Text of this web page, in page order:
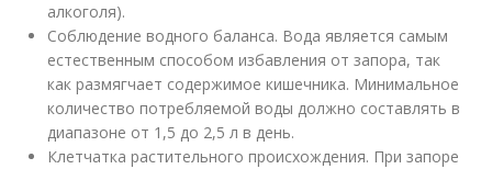
алкоголя).
Соблюдение водного баланса. Вода является самым
естественным способом избавления от запора, так
как размягчает содержимое кишечника. Минимальное
количество потребляемой воды должно составлять в
диапазоне от 1,5 до 2,5 л в день.
Клетчатка растительного происхождения. При запоре